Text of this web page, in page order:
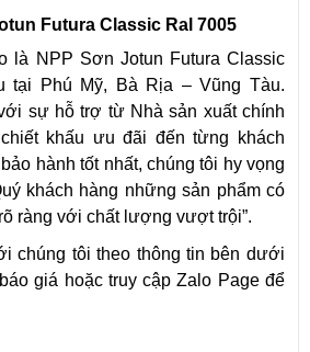
Futura Classic Ral 7005
là NPP Sơn Jotun Futura Classic
tại Phú Mỹ, Bà Rịa – Vũng Tàu.
sự hỗ trợ từ Nhà sản xuất chính
khấu ưu đãi đến từng khách
hành tốt nhất, chúng tôi hy vọng
khách hàng những sản phẩm có
ràng với chất lượng vượt trội”.
chúng tôi theo thông tin bên dưới
giá hoặc truy cập Zalo Page để